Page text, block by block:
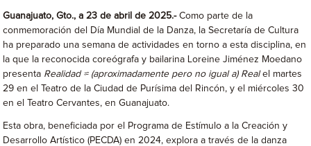
Guanajuato, Gto., a 23 de abril de 2025.-Como parte de la
conmemoración del Día Mundial de la Danza, la Secretaría de Cultura
ha preparado una semana de actividades en torno a esta disciplina, en
la que la reconocida coreógrafa y bailarina Loreine Jiménez Moedano
presenta Realidad ≈ (aproximadamente pero no igual a) Realel martes
29 en el Teatro de la Ciudad de Purísima del Rincón, y el miércoles 30
en el Teatro Cervantes, en Guanajuato.
Esta obra, beneficiada por el Programa de Estímulo a la Creación y
Desarrollo Artístico (PECDA) en 2024, explora a través de la danza